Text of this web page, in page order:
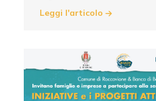
Leggi l'articolo